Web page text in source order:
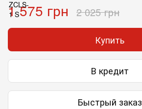
1 575 грн 2 025 грн
Купить
В кредит
Быстрый заказ